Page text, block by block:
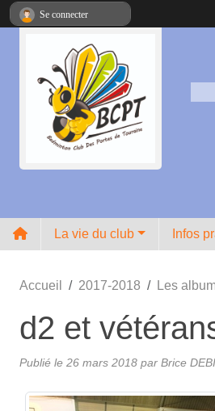
La vie du club Infos
Accueil 2017-2018 Les
d2 et
Publié le 26 mars 2018 par Brice
Se connecter
Panneau de gestion des cookies